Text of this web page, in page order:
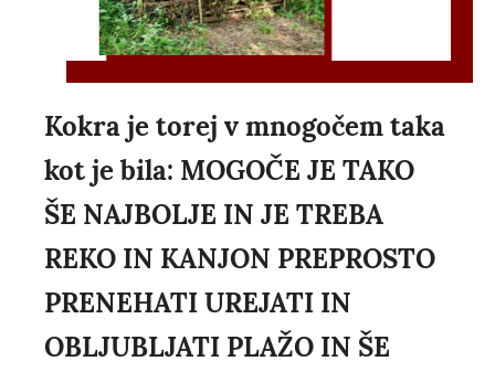
Kokra je torej v mnogočem taka
kot je bila: MOGOČE JE TAKO
ŠE NAJBOLJE IN JE TREBA
REKO IN KANJON PREPROSTO
PRENEHATI UREJATI IN
OBLJUBLJATI PLAŽO IN ŠE